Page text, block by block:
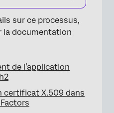
sur ce processus,
la documentation
de l’application
certificat X.509 dans